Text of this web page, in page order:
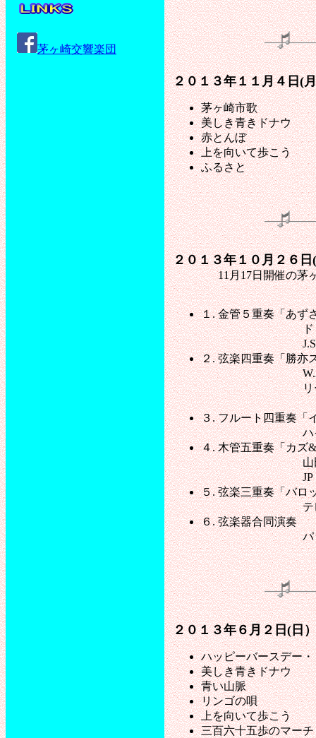
茅ヶ崎交響楽団
２０１３年１１月４日(
茅ヶ崎市歌
美しき青きドナウ
赤とんぼ
上を向いて歩こう
ふるさと
２０１３年１０月２６
11月17日開催の茅ヶ崎交
１. 金管５重奏「あず
ドビュッシ
J.S. バッハ
２. 弦楽四重奏「勝亦
W.A. モーツァ
リー・ハー
（ディズニ
３. フルート四重奏「
ハイドン
４. 木管五重奏「カズ
山田耕筰
JP ラモー組
５. 弦楽三重奏「バロ
テレマント
６. 弦楽器合同演奏
パッヘル
２０１３年６月２日(日
ハッピーバースデー
美しき青きドナウ
青い山脈
リンゴの唄
上を向いて歩こう
三百六十五歩のマーチ